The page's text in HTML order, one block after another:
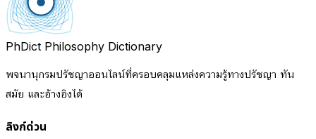
PhDict Philosophy Dictionary
พจนานุกรมปรัชญาออนไลน์ที่ครอบคลุมแหล่งความรู้ทางปรัชญา ทัน
สมัย และอ้างอิงได้
ลิงก์ด่วน